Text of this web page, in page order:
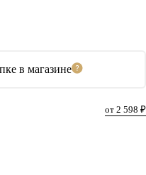
в магазине
от 2 598 ₽